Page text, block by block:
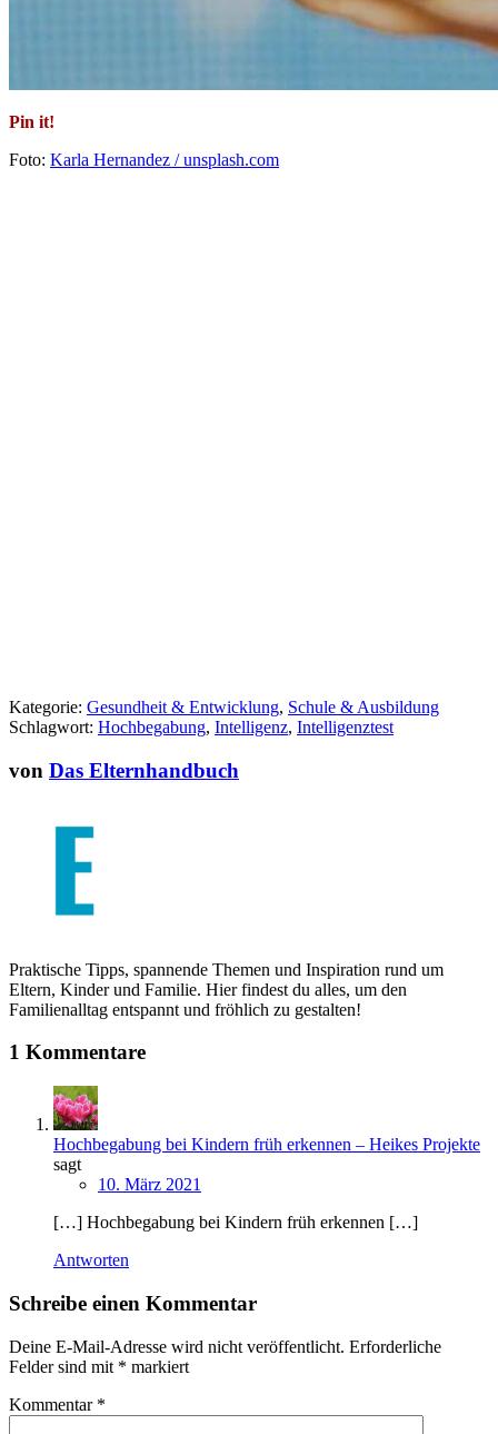
Pin it!
Foto: Karla Hernandez / unsplash.com
Kategorie: Gesundheit & Entwicklung, Schule & Ausbildung
Schlagwort: Hochbegabung, Intelligenz, Intelligenztest
von Das Elternhandbuch
Praktische Tipps, spannende Themen und Inspiration rund um
Eltern, Kinder und Familie. Hier findest du alles, um den
Familienalltag entspannt und fröhlich zu gestalten!
1 Kommentare
Hochbegabung bei Kindern früh erkennen – Heikes Projekte
sagt
10. März 2021
[…] Hochbegabung bei Kindern früh erkennen […]
Antworten
Schreibe einen Kommentar
Deine E-Mail-Adresse wird nicht veröffentlicht. Erforderliche
Felder sind mit * markiert
Kommentar *